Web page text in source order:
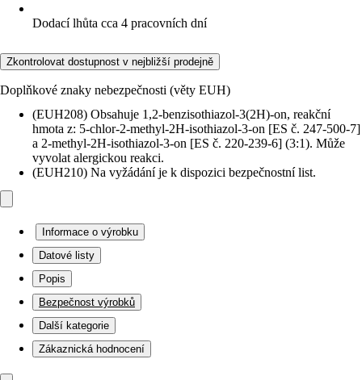
Dodací lhůta cca 4 pracovních dní
Zkontrolovat dostupnost v nejbližší prodejně
Doplňkové znaky nebezpečnosti (věty EUH)
(EUH208) Obsahuje 1,2-benzisothiazol-3(2H)-on, reakční
hmota z: 5-chlor-2-methyl-2H-isothiazol-3-on [ES č. 247-500-7]
a 2-methyl-2H-isothiazol-3-on [ES č. 220-239-6] (3:1). Může
vyvolat alergickou reakci.
(EUH210) Na vyžádání je k dispozici bezpečnostní list.
Informace o výrobku
Datové listy
Popis
Bezpečnost výrobků
Další kategorie
Zákaznická hodnocení